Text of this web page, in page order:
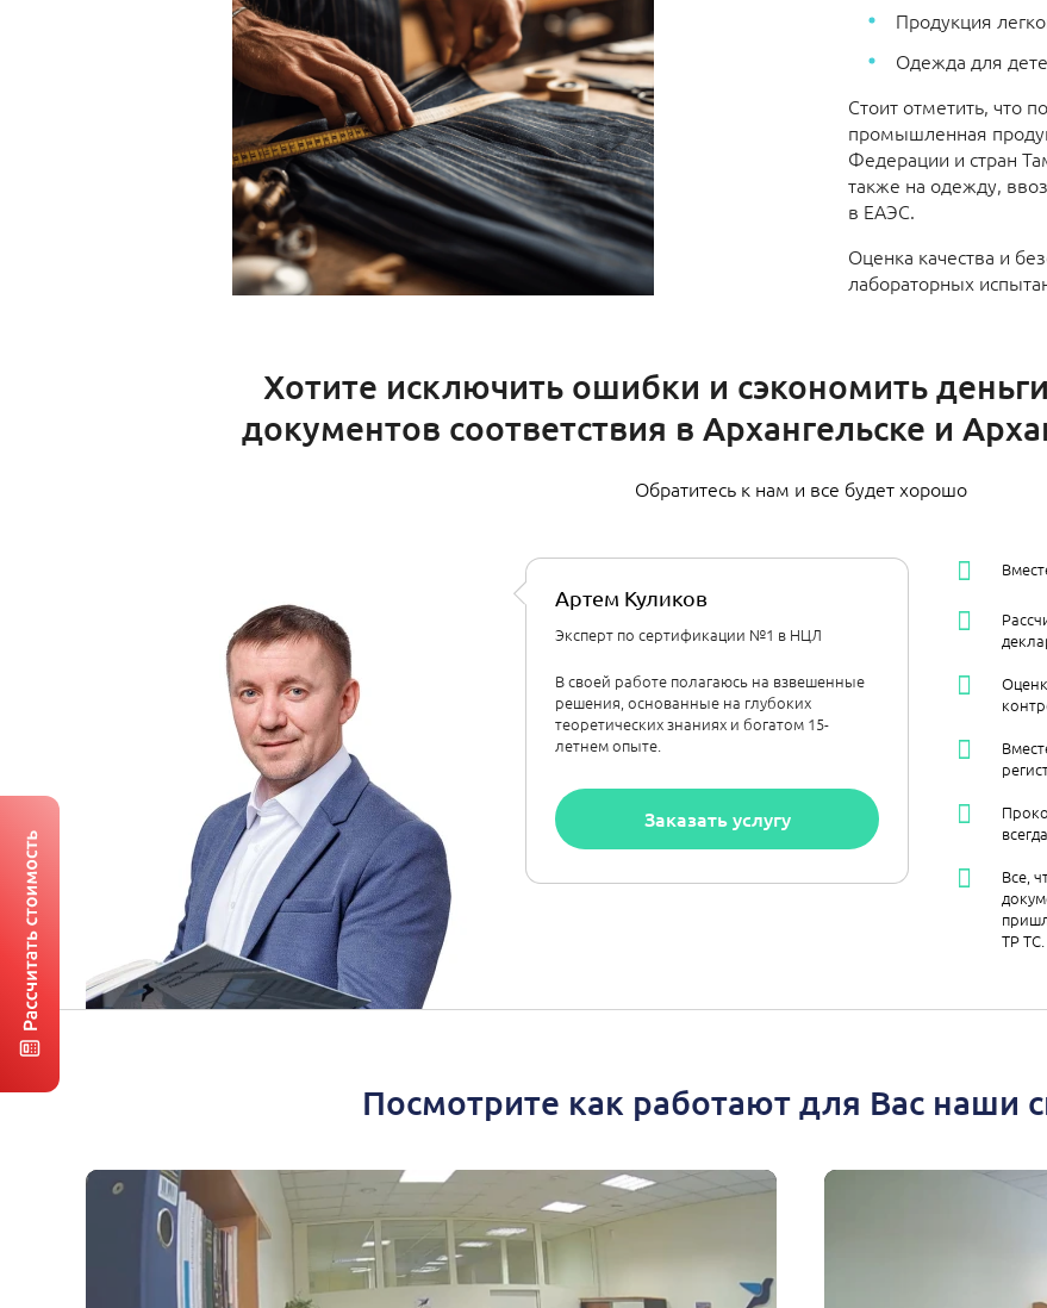
Продукция
Одежда для
Стоит отметить, что
промышленная
Федерации и стран
также на одежду,
в ЕАЭС.
Оценка качества и
лабораторных
Хотите исключить ошибки и сэкономить
документов соответствия в Архангельске и
Обратитесь к нам и все будет хорошо
Артем Куликов
Эксперт по сертификации №1 в НЦЛ
В своей работе полагаюсь на взвешенные
решения, основанные на глубоких
теоретических знаниях и богатом 15-
летнем опыте.
Заказать услугу
Все,
ТР ТС.
Посмотрите как работают для Вас наши